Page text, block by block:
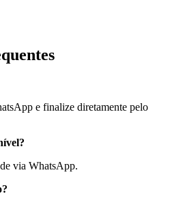
e finalize diretamente pelo
via WhatsApp.